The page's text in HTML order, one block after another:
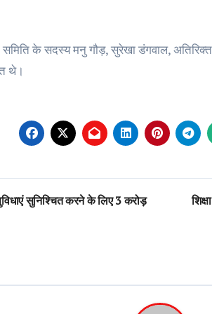
के सदस्य मनु गौड़, सुरेखा डंगवाल,
थे।
सुनिश्चित करने के लिए 3 करोड़